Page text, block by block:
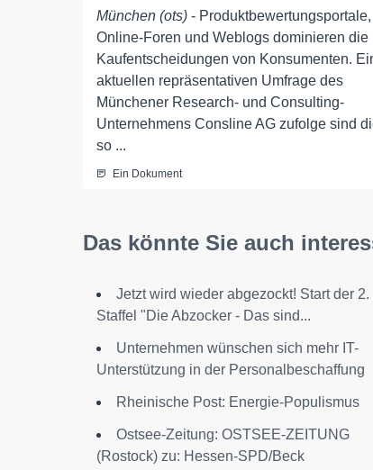
München (ots) - Produktbewertungsportale,
Online-Foren und Weblogs dominieren die
Kaufentscheidungen von Konsumenten.
aktuellen repräsentativen Umfrage des
Münchener Research- und Consulting-
Unternehmens Consline AG zufolge sind
so ...
Ein Dokument
Das könnte Sie auch
Jetzt wird wieder abgezockt! Start der 2.
Staffel "Die Abzocker - Das sind...
Unternehmen wünschen sich mehr IT-
Unterstützung in der Personalbeschaffung
Rheinische Post: Energie-Populismus
Ostsee-Zeitung: OSTSEE-ZEITUNG
(Rostock) zu: Hessen-SPD/Beck